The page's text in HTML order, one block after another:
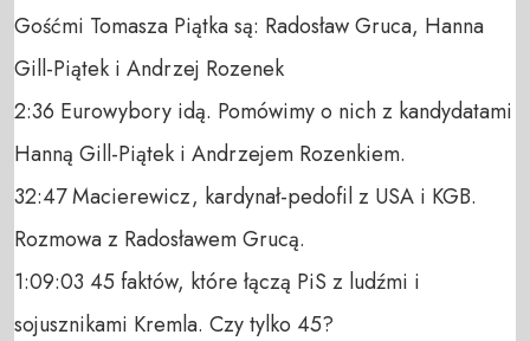
Gośćmi Tomasza Piątka są: Radosław Gruca, Hanna
Gill-Piątek i Andrzej Rozenek
2:36 Eurowybory idą. Pomówimy o nich z kandydatami
Hanną Gill-Piątek i Andrzejem Rozenkiem.
32:47 Macierewicz, kardynał-pedofil z USA i KGB.
Rozmowa z Radosławem Grucą.
1:09:03 45 faktów, które łączą PiS z ludźmi i
sojusznikami Kremla. Czy tylko 45?